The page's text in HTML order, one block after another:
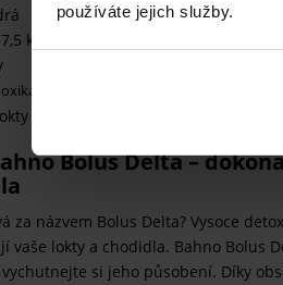
používáte jejich služby.
kg
a odstranění staré pokožky
a chodidla
Bolus Delta –
za názvem Bolus Delta? Vysoce
vaše lokty a chodidla. Bahno Bolus
si jeho působení. Díky